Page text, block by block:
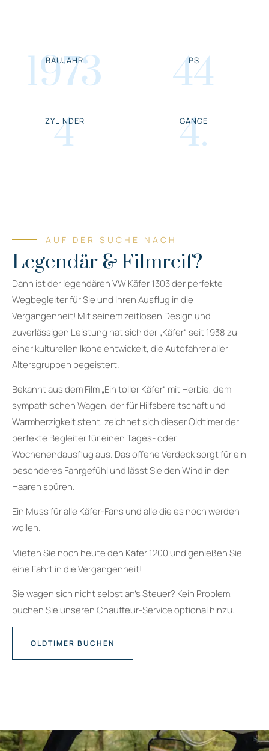
1973
BAUJAHR 44
PS
4
ZYLINDER 4.
GÄNGE
AUF DER SUCHE NACH
Legendär & Filmreif?
Dann ist der legendären VW Käfer 1303 der perfekte
Wegbegleiter für Sie und Ihren Ausflug in die
Vergangenheit! Mit seinem zeitlosen Design und
zuverlässigen Leistung hat sich der „Käfer“ seit 1938 zu
einer kulturellen Ikone entwickelt, die Autofahrer aller
Altersgruppen begeistert.
Bekannt aus dem Film „Ein toller Käfer“ mit Herbie, dem
sympathischen Wagen, der für Hilfsbereitschaft und
Warmherzigkeit steht, zeichnet sich dieser Oldtimer der
perfekte Begleiter für einen Tages- oder
Wochenendausflug aus. Das offene Verdeck sorgt für ein
besonderes Fahrgefühl und lässt Sie den Wind in den
Haaren spüren.
Ein Muss für alle Käfer-Fans und alle die es noch werden
wollen.
Mieten Sie noch heute den Käfer 1200 und genießen Sie
eine Fahrt in die Vergangenheit!
Sie wagen sich nicht selbst an’s Steuer? Kein Problem,
buchen Sie unseren Chauffeur-Service optional hinzu.
OLDTIMER BUCHEN